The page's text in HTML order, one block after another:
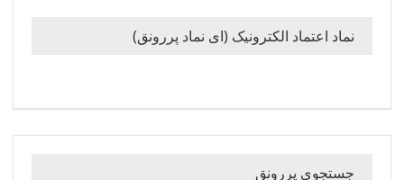
نماد اعتماد الکترونیک (ای نماد پررونق)
جستجوی پررونق